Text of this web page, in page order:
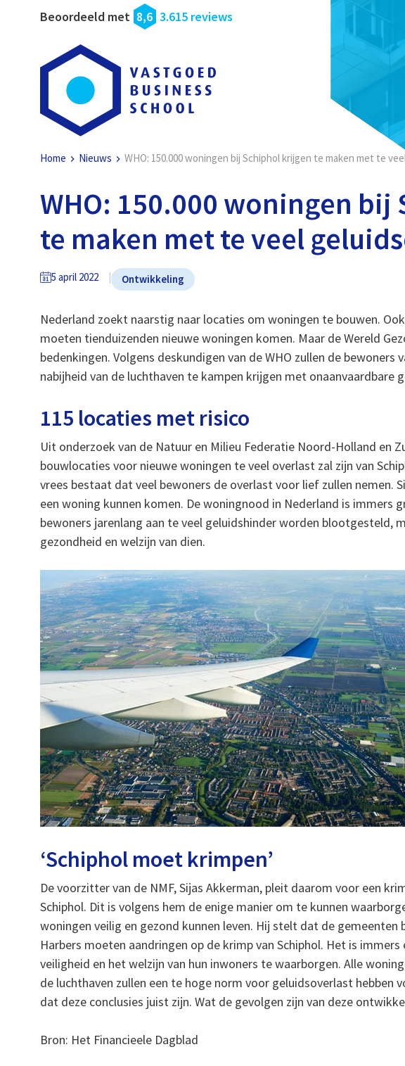
Beoordeeld met 8,6 3.615 reviews
Home Nieuws WHO: 150.000 woningen bij Schiphol krijgen te maken met te
WHO: 150.000 woningen
te maken met te veel
5 april 2022 Ontwikkeling
Nederland zoekt naarstig naar locaties om woningen te bouwen.
moeten tienduizenden nieuwe woningen komen. Maar de Wereld
bedenkingen. Volgens deskundigen van de WHO zullen de bewoners
nabijheid van de luchthaven te kampen krijgen met onaanvaardbare
115 locaties met risico
Uit onderzoek van de Natuur en Milieu Federatie Noord-Holland en
bouwlocaties voor nieuwe woningen te veel overlast zal zijn van
vrees bestaat dat veel bewoners de overlast voor lief zullen nemen.
een woning kunnen komen. De woningnood in Nederland is
bewoners jarenlang aan te veel geluidshinder worden blootgesteld,
gezondheid en welzijn van dien.
‘Schiphol moet krimpen’
De voorzitter van de NMF, Sijas Akkerman, pleit daarom voor een
Schiphol. Dit is volgens hem de enige manier om te kunnen
woningen veilig en gezond kunnen leven. Hij stelt dat de
Harbers moeten aandringen op de krimp van Schiphol. Het is
veiligheid en het welzijn van hun inwoners te waarborgen. Alle
de luchthaven zullen een te hoge norm voor geluidsoverlast hebben
dat deze conclusies juist zijn. Wat de gevolgen zijn van deze
Bron: Het Financieele Dagblad